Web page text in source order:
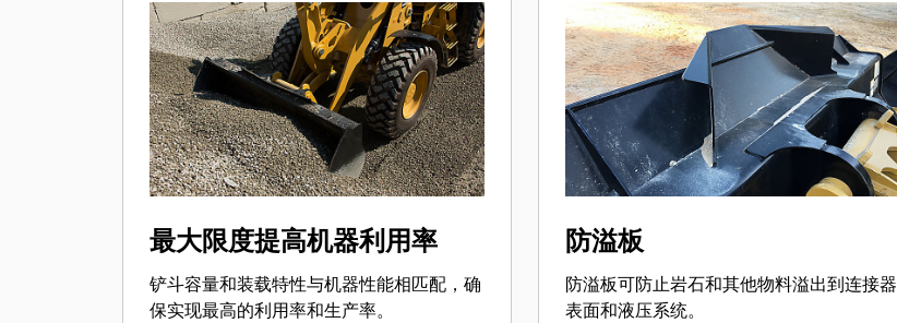
最大限度提高机器利用率
铲斗容量和装载特性与机器性能相匹配，确
保实现最高的利用率和生产率。
防溢板
防溢板可防止岩石和其他物料溢出到连接器
表面和液压系统。